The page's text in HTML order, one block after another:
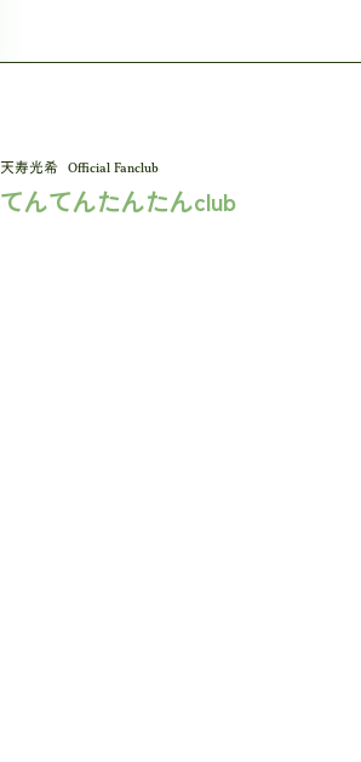
Official Fanclub
てんてんたんたんclub